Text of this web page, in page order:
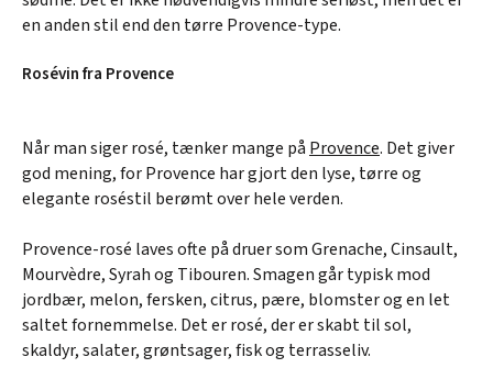
en anden stil end den tørre Provence-type.
Rosévin fra Provence
Når man siger rosé, tænker mange påProvence. Det giver
god mening, for Provence har gjort den lyse, tørre og
elegante roséstil berømt over hele verden.
Provence-rosé laves ofte på druer som Grenache, Cinsault,
Mourvèdre, Syrah og Tibouren. Smagen går typisk mod
jordbær, melon, fersken, citrus, pære, blomster og en let
saltet fornemmelse. Det er rosé, der er skabt til sol,
skaldyr, salater, grøntsager, fisk og terrasseliv.